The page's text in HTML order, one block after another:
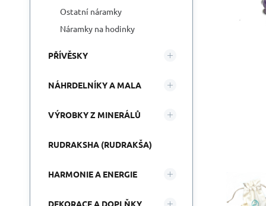
Ostatní náramky
Náramky na hodinky
PŘÍVĚSKY
NÁHRDELNÍKY A MALA
VÝROBKY Z MINERÁLŮ
RUDRAKSHA (RUDRAKŠA)
HARMONIE A ENERGIE
DEKORACE A DOPLŇKY